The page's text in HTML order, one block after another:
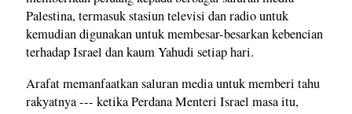
Palestina, termasuk stasiun televisi dan radio untuk
kemudian digunakan untuk membesar-besarkan kebencian
terhadap Israel dan kaum Yahudi setiap hari.
Arafat memanfaatkan saluran media untuk memberi tahu
rakyatnya --- ketika Perdana Menteri Israel masa itu,